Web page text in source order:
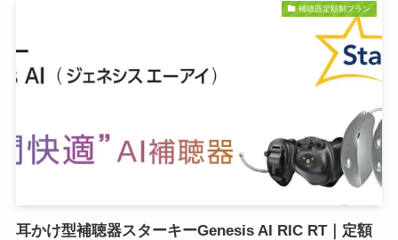
補聴器定額制プラン
耳かけ型補聴器スターキーGenesis AI RIC RT｜定額